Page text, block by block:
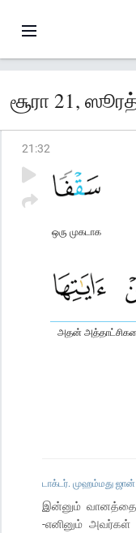
சூரா 21,
21 :32
ஒரு முகடாக
அதன்
டாக்டர். முஹம்மது
இன்னும் வானத்தை
-எனினும் அவர்கள்